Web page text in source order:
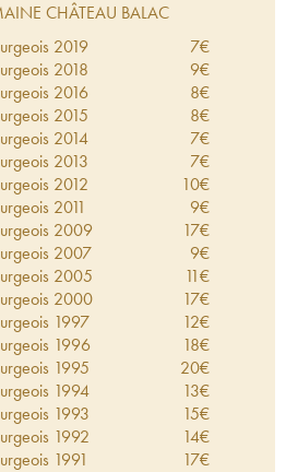
Joseph Touchais. A cette
et les bâtiments sont en
nouveau propriétaire replante
tout en entreprenant
des infrastructures.
CHÂTEAU BALAC
2019 7€
2018 9€
2016 8€
2015 8€
2014 7€
2013 7€
2012 10€
2011 9€
2009 17€
2007 9€
2005 11€
2000 17€
1997 12€
1996 18€
1995 20€
1994 13€
1993 15€
1992 14€
1991 17€